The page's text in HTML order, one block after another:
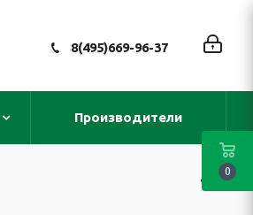
8(495)669-96-37
Производители
0